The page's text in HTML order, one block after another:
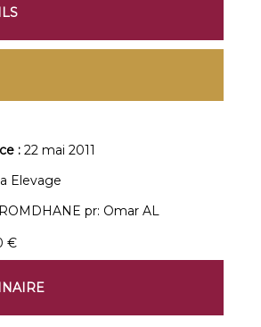
:22 mai 2011
Elevage
pr: Omar AL
€